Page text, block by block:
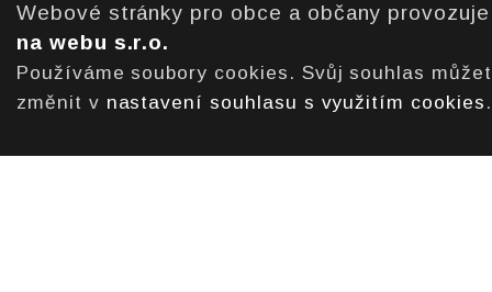
Webové stránky pro obce a občany
na webu s.r.o.
Používáme soubory cookies. Svůj souhlas
změnit v nastavení souhlasu s využitím cookies .